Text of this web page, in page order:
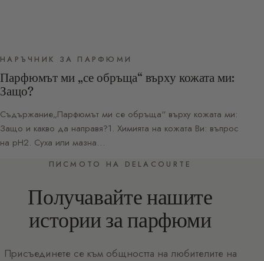
НАРЪЧНИК ЗА ПАРФЮМИ
Парфюмът ми „се обръща“ върху кожата ми:
Защо?
Съдържание„Парфюмът ми се обръща“ върху кожата ми:
Защо и какво да направя?1. Химията на кожата Ви: въпрос
на pH2. Суха или мазна…
ПИСМОТО НА DELACOURTE
Получавайте нашите
истории за парфюми
Присъединете се към общността на любителите на